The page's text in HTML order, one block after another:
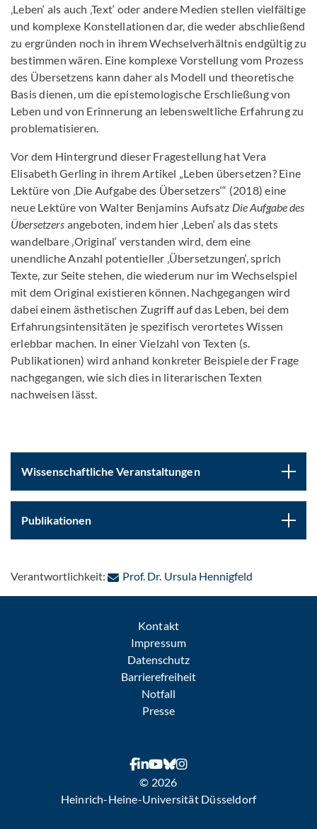
‚Leben‘ als auch ‚Text‘ oder andere Medien stellen vielfältige
und komplexe Konstellationen dar, die weder abschließend
zu ergründen noch in ihrem Wechselverhältnis endgültig zu
bestimmen wären. Eine komplexe Vorstellung vom Prozess
des Übersetzens kann daher als Modell und theoretische
Basis dienen, um die epistemologische Erschließung von
Leben und von Erinnerung an lebensweltliche Erfahrung zu
problematisieren.
Vor dem Hintergrund dieser Fragestellung hat Vera
Elisabeth Gerling in ihrem Artikel „Leben übersetzen? Eine
Lektüre von ‚Die Aufgabe des Übersetzers‘“ (2018) eine
neue Lektüre von Walter Benjamins Aufsatz Die Aufgabe des
Übersetzers angeboten, indem hier ‚Leben‘ als das stets
wandelbare ‚Original‘ verstanden wird, dem eine
unendliche Anzahl potentieller ‚Übersetzungen‘, sprich
Texte, zur Seite stehen, die wiederum nur im Wechselspiel
mit dem Original existieren können. Nachgegangen wird
dabei einem ästhetischen Zugriff auf das Leben, bei dem
Erfahrungsintensitäten je spezifisch verortetes Wissen
erlebbar machen. In einer Vielzahl von Texten (s.
Publikationen) wird anhand konkreter Beispiele der Frage
nachgegangen, wie sich dies in literarischen Texten
nachweisen lässt.
Wissenschaftliche Veranstaltungen
Publikationen
Verantwortlichkeit: Prof. Dr. Ursula Hennigfeld: Per E-Mail
Kontakt
Impressum
Datenschutz
Barrierefreiheit
Notfall
Presse
© 2026
Heinrich-Heine-Universität Düsseldorf